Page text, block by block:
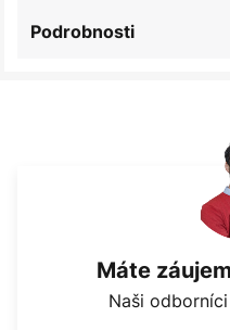
Podrobnosti
Máte
Naši